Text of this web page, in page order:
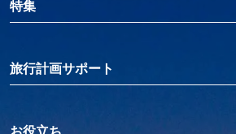
特集
旅行計画サポート